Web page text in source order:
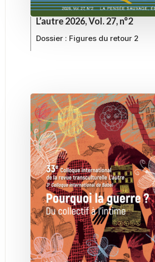
L’autre 2026, Vol. 27, n°2
Dossier : Figures du retour 2